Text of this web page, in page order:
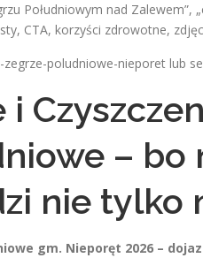
Południowym nad Zalewem”,
CTA, korzyści zdrowotne,
poludniowe-nieporet lub
i
–
nie tylko
gm. Nieporęt 2026 –